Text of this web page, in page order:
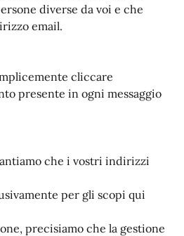
diverse da voi e che
email.
cliccare
presente in ogni messaggio
che i vostri indirizzi
per gli scopi qui
precisiamo che la gestione